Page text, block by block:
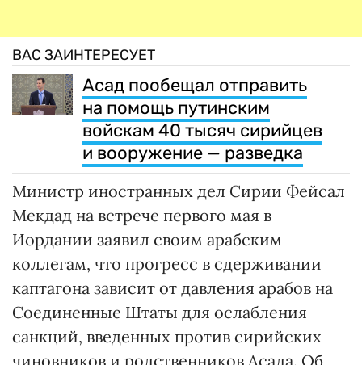
ВАС ЗАИНТЕРЕСУЕТ
Асад пообещал отправить
на помощь путинским
войскам 40 тысяч сирийцев
и вооружение — разведка
Министр иностранных дел Сирии Фейсал
Мекдад на встрече первого мая в
Иордании заявил своим арабским
коллегам, что прогресс в сдерживании
каптагона зависит от давления арабов на
Соединенные Штаты для ослабления
санкций, введенных против сирийских
чиновников и родственников Асада. Об